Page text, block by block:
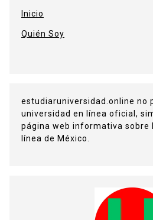
Inicio
Quién Soy
estudiaruniversidad.online no
universidad en línea oficial,
página web informativa sobre
línea de México.